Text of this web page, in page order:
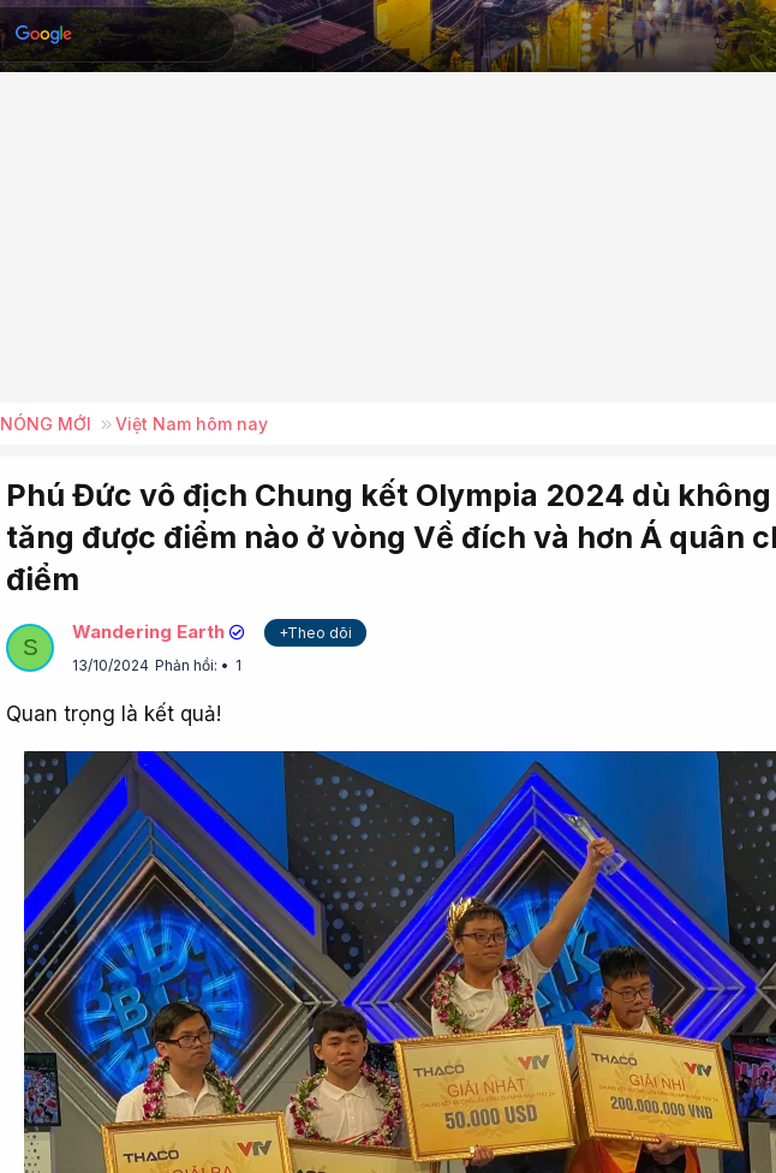
NÓNG MỚI Việt Nam hôm nay
Phú Đức vô địch Chung kết Olympia 2024 dù không
tăng được điểm nào ở vòng Về đích và hơn Á quân
điểm
S
Wandering Earth
+Theo dõi
13/10/2024 Phản hồi: 1
Quan trọng là kết quả!